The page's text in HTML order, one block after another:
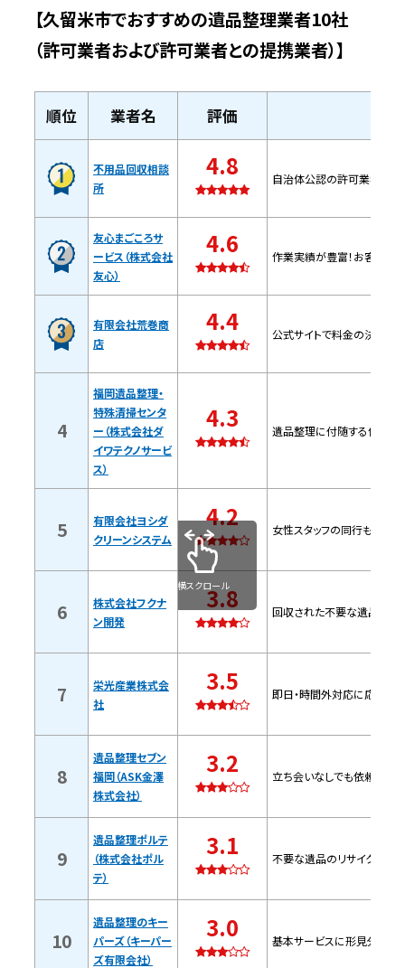
有限会社荒巻商店【久留米市の許可業
者】
福岡遺品整理・特殊清掃センター（株式
会社ダイワテクノサービス）【久留米市の
許可業者】
特徴
問い合わせ時の基本情報
有限会社ヨシダクリーンシステム【久留米
市の許可業者】
特徴
問い合わせ時の基本情報
株式会社フクナン開発【久留米市の許可
業者】
問い合わせ時の基本情報
栄光産業株式会社【久留米市の許可業
者】
特徴
問い合わせ時の基本情報
遺品整理セブン福岡（ASK金澤株式会社）
【久留米市の許可業者と提携】
【久留米市でおすすめの遺品整理業者10社
（許可業者および許可業者との提携業者）】
順位 業者名 評価
不用品回収相談
所
4.8 自治体公認の許可業者なの
友心まごころサ
ービス（株式会社
友心）
4.6 作業実績が豊富！お客様や
有限会社荒巻商
店
4.4 公式サイトで料金の決まり
4
福岡遺品整理・
特殊清掃センタ
ー（株式会社ダ
イワテクノサービ
ス）
4.3 遺品整理に付随する作業も
5
有限会社ヨシダ
クリーンシステム
4.2 女性スタッフの同行も依頼
6
株式会社フクナ
ン開発
3.8 回収された不要な遺品は
7
栄光産業株式会
社
3.5 即日・時間外対応に応じて
8
遺品整理セブン
福岡（ASK金澤
株式会社）
3.2 立ち会いなしでも依頼できる
9
遺品整理ポルテ
（株式会社ポル
テ）
3.1 不要な遺品のリサイクル・リ
10
遺品整理のキー
パーズ（キーパー
ズ有限会社）
3.0 基本サービスに形見分け品
横スクロール